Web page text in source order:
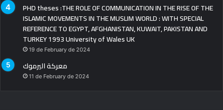
PHD theses :THE ROLE OF COMMUNICATION IN THE RISE OF THE
ISLAMIC MOVEMENTS IN THE MUSLIM WORLD : WITH SPECIAL
REFERENCE TO EGYPT, AFGHANISTAN, KUWAIT, PAKISTAN AND
TURKEY 1993 University of Wales UK
19 de February de 2024
معركة اليرموك
11 de February de 2024